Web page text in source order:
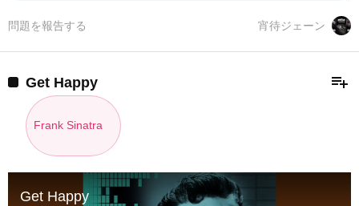
宵待ジェーン
問題を報告する
playlist_add
Get Happy
Frank Sinatra
Get Happy